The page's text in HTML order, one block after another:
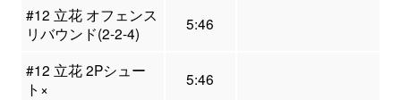
#12 立花 オフェンス
リバウンド(2-2-4)
5:46
#12 立花 2Pシュー
ト×
5:46